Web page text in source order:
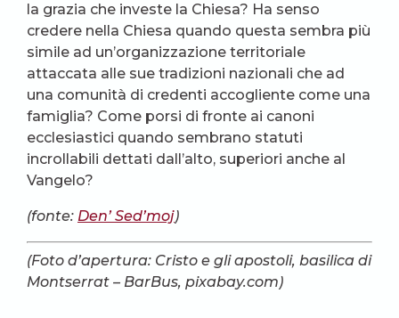
la grazia che investe la Chiesa? Ha senso
credere nella Chiesa quando questa sembra più
simile ad un’organizzazione territoriale
attaccata alle sue tradizioni nazionali che ad
una comunità di credenti accogliente come una
famiglia? Come porsi di fronte ai canoni
ecclesiastici quando sembrano statuti
incrollabili dettati dall’alto, superiori anche al
Vangelo?
(fonte: Den’ Sed’moj)
(Foto d’apertura: Cristo e gli apostoli, basilica di
Montserrat – BarBus, pixabay.com)